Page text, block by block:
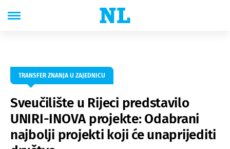
TRANSFER ZNANJA U ZAJEDNICU
Sveučilište u Rijeci predstavilo
UNIRI-INOVA projekte: Odabrani
najbolji projekti koji će unaprijediti